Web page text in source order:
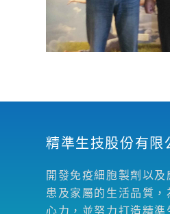
精準生技股份有限
開發免疫細胞製劑以
患及家屬的生活品質
心力，並努力打造精